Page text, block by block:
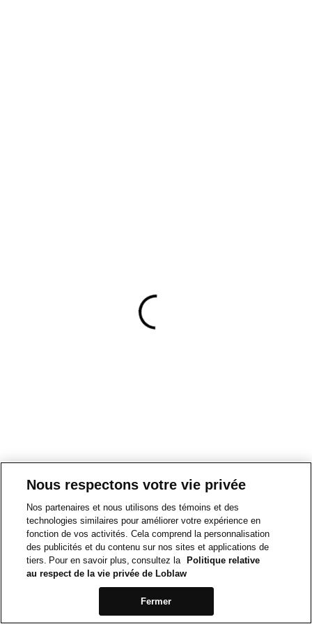
Nous respectons votre vie privée
Nos partenaires et nous utilisons des témoins et des
technologies similaires pour améliorer votre expérience en
fonction de vos activités. Cela comprend la personnalisation
des publicités et du contenu sur nos sites et applications de
tiers. Pour en savoir plus, consultez la
Politique relative
au respect de la vie privée de Loblaw
Fermer